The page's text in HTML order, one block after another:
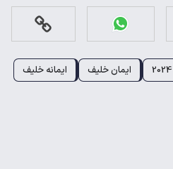
ایمان خلیف ایمانه خلیف